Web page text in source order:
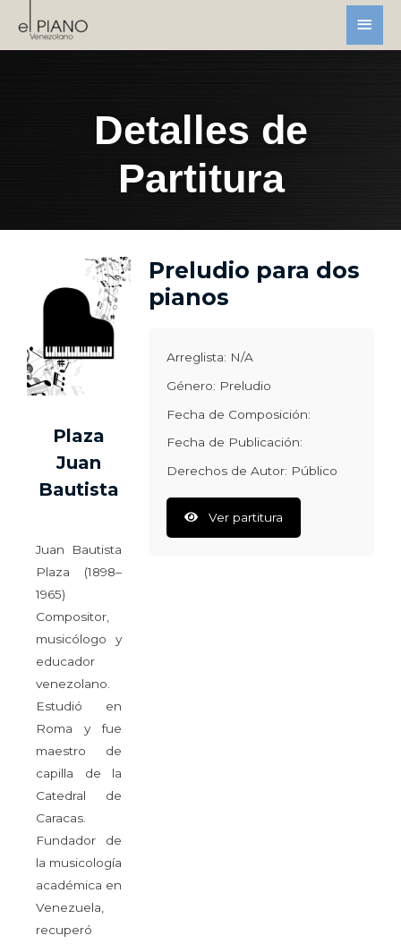
Detalles de
Partitura
Plaza
Juan
Bautista
Juan Bautista
Plaza (1898–
1965)
Compositor,
musicólogo y
educador
venezolano.
Estudió en
Roma y fue
maestro de
capilla de la
Catedral de
Caracas.
Fundador de
la musicología
académica en
Venezuela,
recuperó
Preludio para dos
pianos
Arreglista: N/A
Género: Preludio
Fecha de Composición:
Fecha de Publicación:
Derechos de Autor: Público
Ver partitura